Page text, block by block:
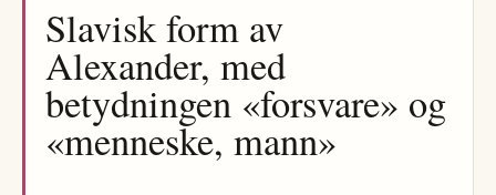
Slavisk form av
Alexander, med
betydningen «forsvare» og
«menneske, mann»